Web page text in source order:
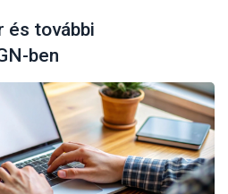
és további
ben